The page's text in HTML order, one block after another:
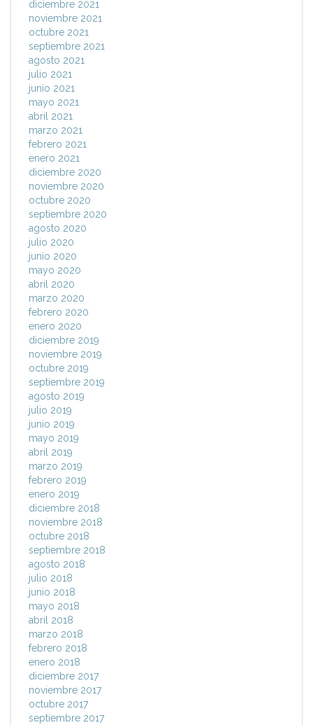
diciembre 2021
noviembre 2021
octubre 2021
septiembre 2021
agosto 2021
julio 2021
junio 2021
mayo 2021
abril 2021
marzo 2021
febrero 2021
enero 2021
diciembre 2020
noviembre 2020
octubre 2020
septiembre 2020
agosto 2020
julio 2020
junio 2020
mayo 2020
abril 2020
marzo 2020
febrero 2020
enero 2020
diciembre 2019
noviembre 2019
octubre 2019
septiembre 2019
agosto 2019
julio 2019
junio 2019
mayo 2019
abril 2019
marzo 2019
febrero 2019
enero 2019
diciembre 2018
noviembre 2018
octubre 2018
septiembre 2018
agosto 2018
julio 2018
junio 2018
mayo 2018
abril 2018
marzo 2018
febrero 2018
enero 2018
diciembre 2017
noviembre 2017
octubre 2017
septiembre 2017